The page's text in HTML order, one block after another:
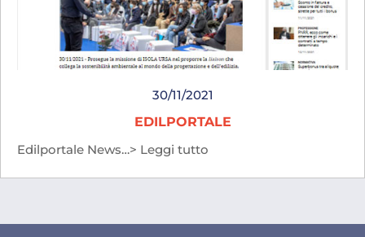
30/11/2021
EDILPORTALE
Edilportale News…> Leggi tutto